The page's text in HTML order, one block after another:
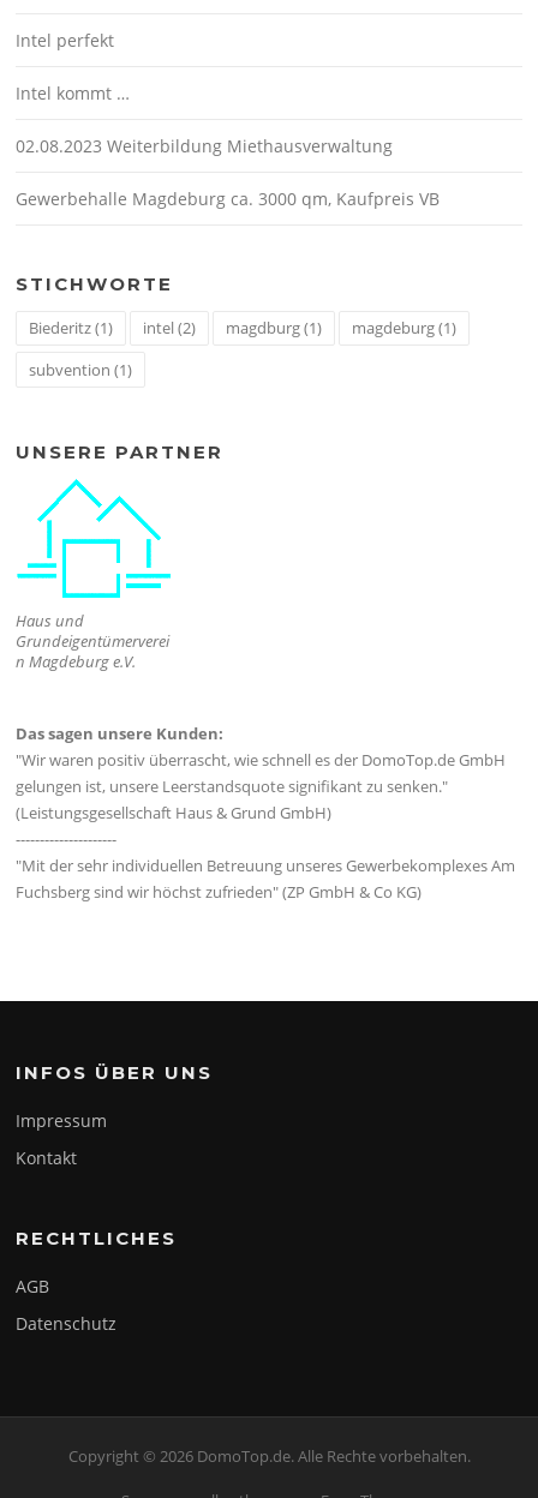
Intel perfekt
Intel kommt …
02.08.2023 Weiterbildung Miethausverwaltung
Gewerbehalle Magdeburg ca. 3000 qm, Kaufpreis VB
STICHWORTE
Biederitz(1) intel(2) magdburg(1) magdeburg(1)
subvention (1)
UNSERE PARTNER
Haus und
Grundeigentümerverei
n Magdeburg e.V.
Das sagen unsere Kunden:
"Wir waren positiv überrascht, wie schnell es der DomoTop.de GmbH
gelungen ist, unsere Leerstandsquote signifikant zu senken."
(Leistungsgesellschaft Haus & Grund GmbH)
---------------------
"Mit der sehr individuellen Betreuung unseres Gewerbekomplexes Am
Fuchsberg sind wir höchst zufrieden" (ZP GmbH & Co KG)
INFOS ÜBER UNS
Impressum
Kontakt
RECHTLICHES
AGB
Datenschutz
Copyright © 2026 DomoTop.de. Alle Rechte vorbehalten.